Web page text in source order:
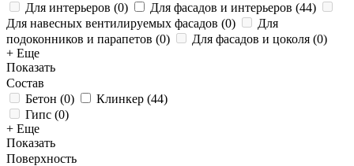
Для интерьеров (0) Для фасадов и интерьеров (44)
Для навесных вентилируемых фасадов (0)
Для
подоконников и парапетов (0) Для фасадов и цоколя (0)
+ Еще
Показать
Состав
Бетон (0) Клинкер (44)
Гипс (0)
+ Еще
Показать
Поверхность